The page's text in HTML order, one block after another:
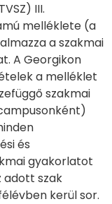
III.
melléklete (a
a szakmai
A Georgikon
a melléklet
szakmai
és
gyakorlatot
adott szak
kerül sor.